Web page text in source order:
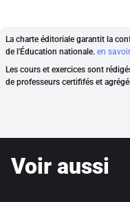
La charte éditoriale garantit la
de l'Éducation nationale. en
Les cours et exercices sont
de professeurs certififés et
Voir aussi